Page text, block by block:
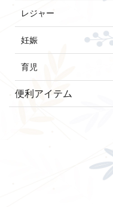
レジャー
妊娠
育児
便利アイテム